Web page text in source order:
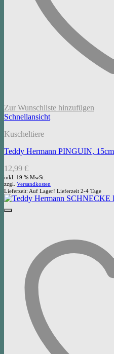
Zur Wunschliste hinzufügen
Schnellansicht
Kuscheltiere
Teddy Hermann PINGUIN, 15cm
12,99 €
inkl. 19 % MwSt.
zzgl. Versandkosten
Lieferzeit: Auf Lager! Lieferzeit 2-4 Tage